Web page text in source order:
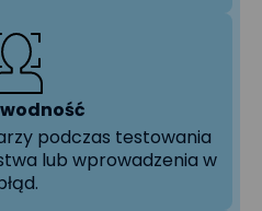
podczas testowania
lub wprowadzenia w